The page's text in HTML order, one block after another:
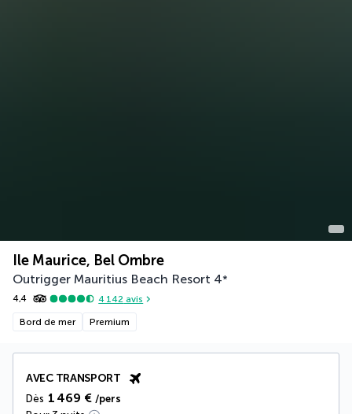
Ile Maurice, Bel Ombre
Outrigger Mauritius Beach Resort 4*
4,4 4 142 avis
Bord de mer Premium
AVEC TRANSPORT
Dès 1 469 € /pers